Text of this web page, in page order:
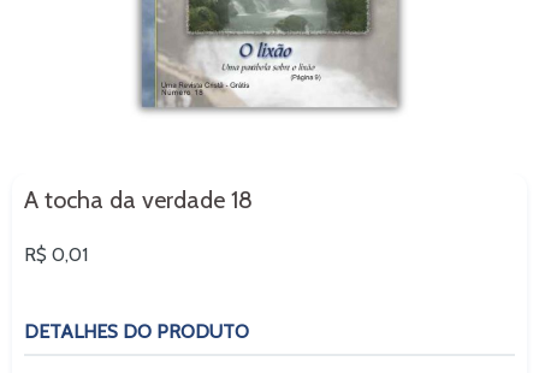
A tocha da verdade 18
Preço
R$ 0,01
DETALHES DO PRODUTO